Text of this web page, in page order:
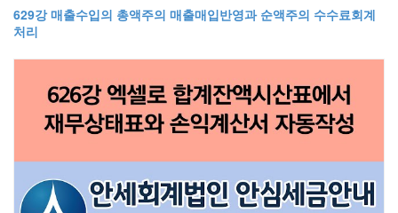
629강 매출수입의 총액주의 매출매입반영과 순액주의 수수료회계
처리